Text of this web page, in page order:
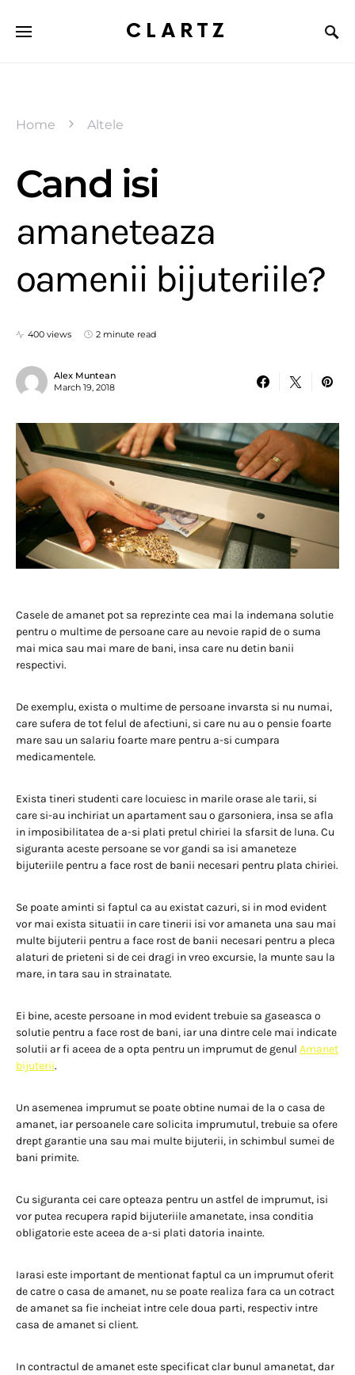
CLARTZ
Home Altele
Cand isi
amaneteaza
oamenii bijuteriile?
400 views 2 minute read
Alex Muntean
March 19, 2018
Casele de amanet pot sa reprezinte cea mai la indemana solutie
pentru o multime de persoane care au nevoie rapid de o suma
mai mica sau mai mare de bani, insa care nu detin banii
respectivi.
De exemplu, exista o multime de persoane invarsta si nu numai,
care sufera de tot felul de afectiuni, si care nu au o pensie foarte
mare sau un salariu foarte mare pentru a-si cumpara
medicamentele.
Exista tineri studenti care locuiesc in marile orase ale tarii, si
care si-au inchiriat un apartament sau o garsoniera, insa se afla
in imposibilitatea de a-si plati pretul chiriei la sfarsit de luna. Cu
siguranta aceste persoane se vor gandi sa isi amaneteze
bijuteriile pentru a face rost de banii necesari pentru plata chiriei.
Se poate aminti si faptul ca au existat cazuri, si in mod evident
vor mai exista situatii in care tinerii isi vor amaneta una sau mai
multe bijuterii pentru a face rost de banii necesari pentru a pleca
alaturi de prieteni si de cei dragi in vreo excursie, la munte sau la
mare, in tara sau in strainatate.
Ei bine, aceste persoane in mod evident trebuie sa gaseasca o
solutie pentru a face rost de bani, iar una dintre cele mai indicate
solutii ar fi aceea de a opta pentru un imprumut de genul Amanet
bijuterii.
Un asemenea imprumut se poate obtine numai de la o casa de
amanet, iar persoanele care solicita imprumutul, trebuie sa ofere
drept garantie una sau mai multe bijuterii, in schimbul sumei de
bani primite.
Cu siguranta cei care opteaza pentru un astfel de imprumut, isi
vor putea recupera rapid bijuteriile amanetate, insa conditia
obligatorie este aceea de a-si plati datoria inainte.
Iarasi este important de mentionat faptul ca un imprumut oferit
de catre o casa de amanet, nu se poate realiza fara ca un cotract
de amanet sa fie incheiat intre cele doua parti, respectiv intre
casa de amanet si client.
In contractul de amanet este specificat clar bunul amanetat, dar